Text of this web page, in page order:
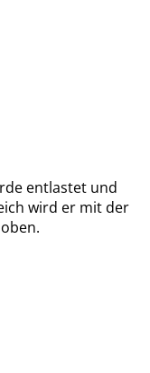
entlastet und
wird er mit der